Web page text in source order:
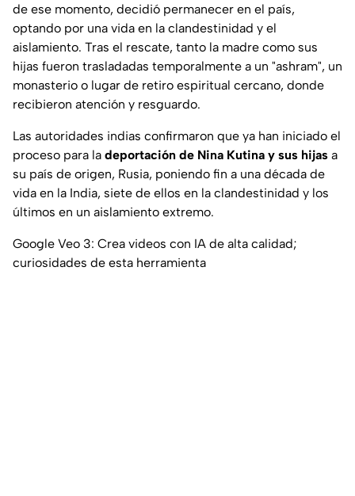
de ese momento, decidió permanecer en el país,
optando por una vida en la clandestinidad y el
aislamiento. Tras el rescate, tanto la madre como sus
hijas fueron trasladadas temporalmente a un "ashram", un
monasterio o lugar de retiro espiritual cercano, donde
recibieron atención y resguardo.
Las autoridades indias confirmaron que ya han iniciado el
proceso para la deportación de Nina Kutina y sus hijas a
su país de origen, Rusia, poniendo fin a una década de
vida en la India, siete de ellos en la clandestinidad y los
últimos en un aislamiento extremo.
Google Veo 3: Crea videos con IA de alta calidad;
curiosidades de esta herramienta